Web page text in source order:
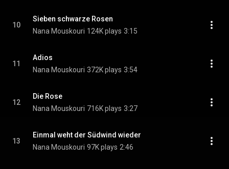
10
Sieben schwarze Rosen
Nana Mouskouri 124K plays 3:15
11
Adios
Nana Mouskouri 372K plays 3:54
12
Die Rose
Nana Mouskouri 716K plays 3:27
13
Einmal weht der Südwind wieder
Nana Mouskouri 97K plays 2:46